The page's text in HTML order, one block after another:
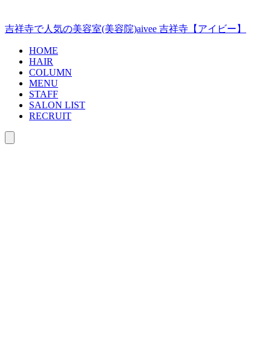
ン
テ
吉祥寺で人気の美容室(美容院)aivee 吉祥寺【アイビー】
HOME
HAIR
COLUMN
MENU
STAFF
SALON LIST
RECRUIT